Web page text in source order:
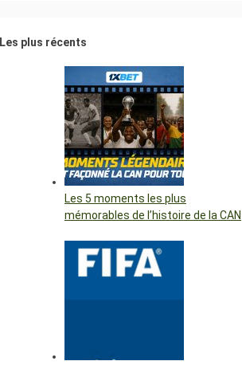
Les plus récents
Les 5 moments les plus
mémorables de l’histoire de la CAN